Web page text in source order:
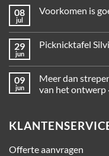
08
jul
Voorkomen is
29
jun
Picknicktafel
09
jun
Meer dan
van het ontwerp
Offerte aanvragen